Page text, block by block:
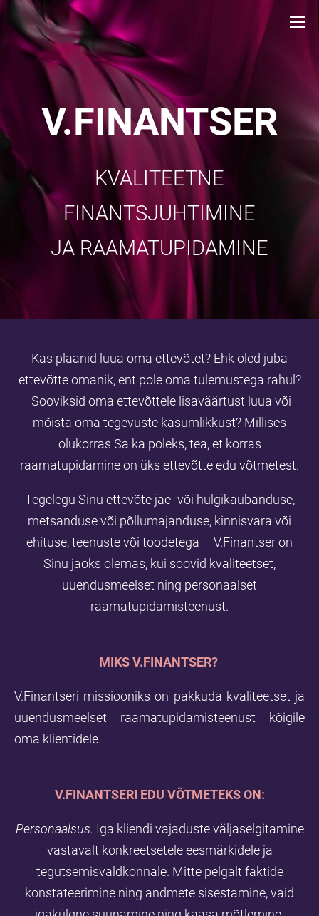
V.FINANTSER
KVALITEETNE
FINANTSJUHTIMINE
JA RAAMATUPIDAMINE
Kas plaanid luua oma ettevõtet? Ehk oled juba
ettevõtte omanik, ent pole oma tulemustega rahul?
Sooviksid oma ettevõttele lisaväärtust luua või
mõista oma tegevuste kasumlikkust? Millises
olukorras Sa ka poleks, tea, et korras
raamatupidamine on üks ettevõtte edu võtmetest.
Tegelegu Sinu ettevõte jae- või hulgikaubanduse,
metsanduse või põllumajanduse, kinnisvara või
ehituse, teenuste või toodetega – V.Finantser on
Sinu jaoks olemas, kui soovid kvaliteetset,
uuendusmeelset ning personaalset
raamatupidamisteenust.
MIKS V.FINANTSER?
V.Finantseri missiooniks on pakkuda kvaliteetset ja
uuendusmeelset raamatupidamisteenust kõigile
oma klientidele.
V.FINANTSERI EDU VÕTMETEKS ON:
Personaalsus. Iga kliendi vajaduste väljaselgitamine
vastavalt konkreetsetele eesmärkidele ja
tegutsemisvaldkonnale. Mitte pelgalt faktide
konstateerimine ning andmete sisestamine, vaid